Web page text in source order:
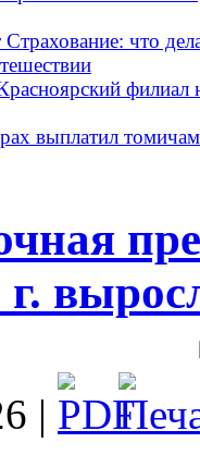
что
филиал
выплатил томичам
г.
|